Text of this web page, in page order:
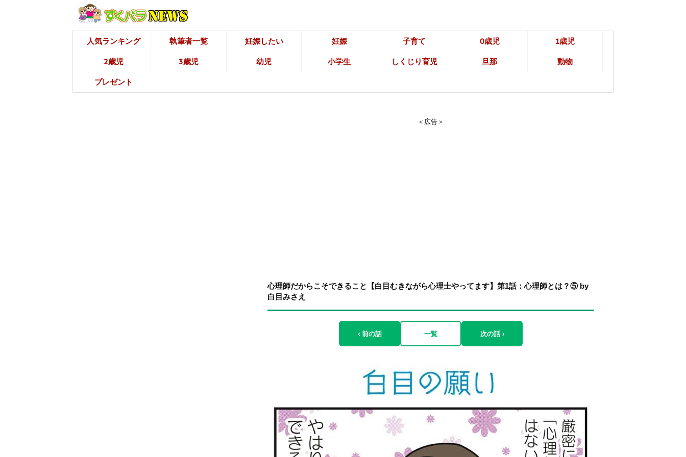
人気ランキング 執筆者一覧 妊娠したい 妊娠 子育て 0歳児 1歳児
2歳児 3歳児 幼児 小学生 しくじり育児 旦那 動物
プレゼント
＜広告＞
心理師だからこそできること【白目むきながら心理士やってます】第1話：心理師とは？⑤ by
白目みさえ
‹ 前の話 一覧 次の話 ›